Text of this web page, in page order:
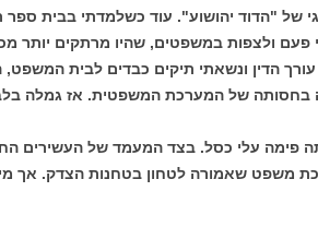
של "הדוד יהושוע". עוד כשלמדתי בבית
פעם ולצפות במשפטים, שהיו מרתקים יותר
הדין ונשאתי תיקים כבדים לבית המשפט,
בחסותה של המערכת המשפטית. אז גמלה
פימה עלי כסל. בצד המעמד של העשירים
משפט שאמורה לטחון בטחנות הצדק. אך